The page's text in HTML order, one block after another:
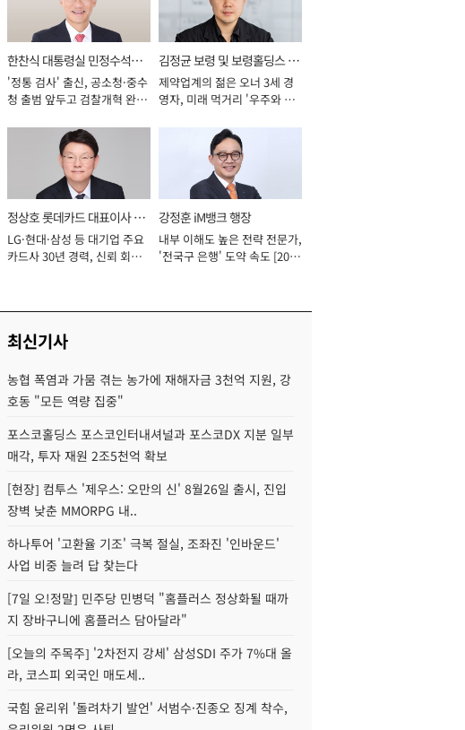
한찬식 대통령실 민정수석비
서관
'정통 검사' 출신, 공소청·중수
청 출범 앞두고 검찰개혁 완수
김정균 보령 및 보령홀딩스 대
표이사 사장
제약업계의 젊은 오너 3세 경
영자, 미래 먹거리 '우주와 헬
정상호 롯데카드 대표이사 사
장
LG·현대·삼성 등 대기업 주요
카드사 30년 경력, 신뢰 회복
강정훈 iM뱅크 행장
내부 이해도 높은 전략 전문가,
'전국구 은행' 도약 속도 [2026
최신기사
농협 폭염과 가뭄 겪는 농가에 재해자금 3천억 지원, 강
호동 "모든 역량 집중"
포스코홀딩스 포스코인터내셔널과 포스코DX 지분 일부
매각, 투자 재원 2조5천억 확보
[현장] 컴투스 '제우스: 오만의 신' 8월26일 출시, 진입
장벽 낮춘 MMORPG 내..
하나투어 '고환율 기조' 극복 절실, 조좌진 '인바운드'
사업 비중 늘려 답 찾는다
[7일 오!정말] 민주당 민병덕 "홈플러스 정상화될 때까
지 장바구니에 홈플러스 담아달라"
[오늘의 주목주] '2차전지 강세' 삼성SDI 주가 7%대 올
라, 코스피 외국인 매도세..
국힘 윤리위 '돌려차기 발언' 서범수·진종오 징계 착수,